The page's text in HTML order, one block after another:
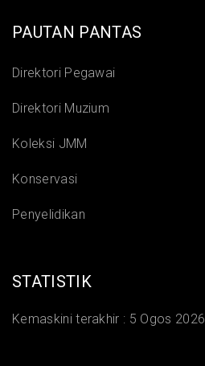
PAUTAN PANTAS
Direktori Pegawai
Direktori Muzium
Koleksi JMM
Konservasi
Penyelidikan
STATISTIK
Kemaskini terakhir : 5 Ogos 2026